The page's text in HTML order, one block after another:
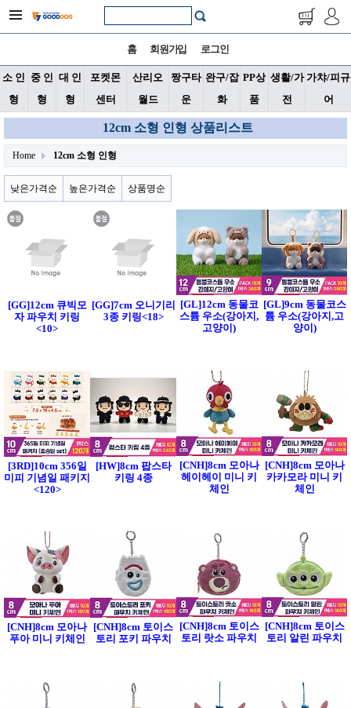
홈 회원가입 로그인
소 인
형
중 인
형
대 인
형
포켓몬
센터
산리오
월드
짱구타
운
완구/잡
화
PP상
품
생활/가
전
가챠/피규
어
12cm 소형 인형 상품리스트
Home 12cm 소형 인형
낮은가격순 높은가격순 상품명순
[GG]12cm 큐빅모
자 파우치 키링
<10>
[GG]7cm 오니기리
3종 키링<18>
[GL]12cm 동물코
스튬 우소(강아지,
고양이)
[GL]9cm 동물코스
튬 우소(강아지,고
양이)
[3RD]10cm 356일
미피 기념일 패키지
<120>
[HW]8cm 팝스타
키링 4종
[CNH]8cm 모아나
헤이헤이 미니 키
체인
[CNH]8cm 모아나
카카모라 미니 키
체인
[CNH]8cm 모아나
푸아 미니 키체인
[CNH]8cm 토이스
토리 포키 파우치
[CNH]8cm 토이스
토리 랏소 파우치
[CNH]8cm 토이스
토리 알린 파우치